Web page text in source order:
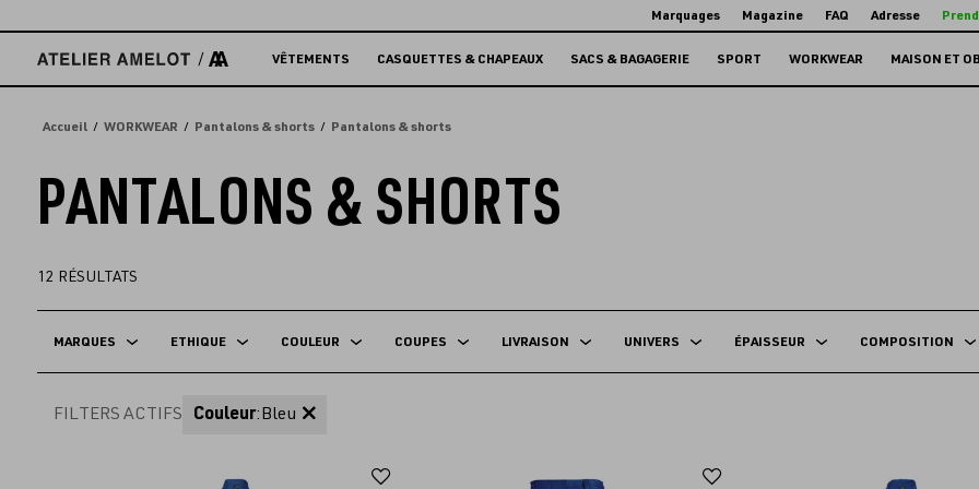
directement
contenu
Marquages Magazine FAQ Adresse
VÊTEMENTS CASQUETTES & CHAPEAUX SACS & BAGAGERIE SPORT WORKWEAR MAISON ET
Accueil WORKWEAR Pantalons & shorts Pantalons & shorts
PANTALONS & SHORTS
12 RÉSULTATS
MARQUES ETHIQUE COULEUR COUPES LIVRAISON UNIVERS ÉPAISSEUR COMPOSITION
FILTERS ACTIFS Couleur:Bleu